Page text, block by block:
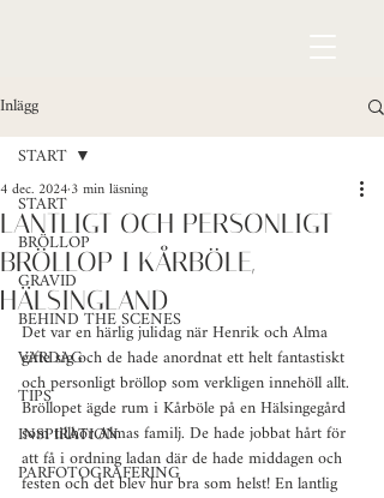
Inlägg
START
BRÖLLOP
GRAVID
BEHIND THE SCENES
VARDAG
TIPS
INSPIRATION
PARFOTOGRAFERING
START
LANTLIGT OCH PERSONLIGT
BRÖLLOP I KÅRBÖLE,
HÄLSINGLAND
4 dec. 20243 min läsning
Det var en härlig julidag när Henrik och Alma
gifte sig och de hade anordnat ett helt fantastiskt
och personligt bröllop som verkligen innehöll allt.
Bröllopet ägde rum i Kårböle på en Hälsingegård
som tillhör Almas familj. De hade jobbat hårt för
att få i ordning ladan där de hade middagen och
festen och det blev hur bra som helst! En lantlig